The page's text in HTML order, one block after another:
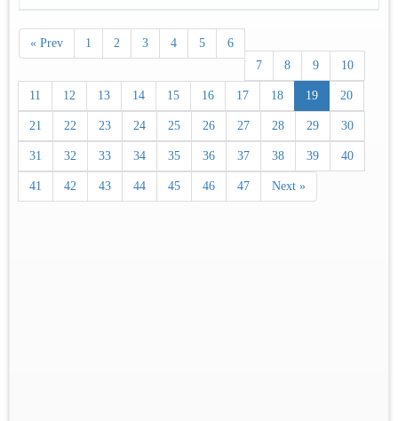
« Prev 1 2 3 4 5
6
7
8 9 10
11 12 13 14 15 16 17 18 19 20
21 22 23 24 25 26 27 28 29 30
31 32 33 34 35 36 37 38 39 40
41 42 43 44 45 46 47 Next »